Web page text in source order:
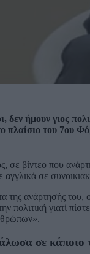
δεν ήμουν γιος
πλαίσιο του 7ου
βίντεο που
αγγλικά σε
της ανάρτησής του, ο
πολιτική γιατί
σε κάποιο